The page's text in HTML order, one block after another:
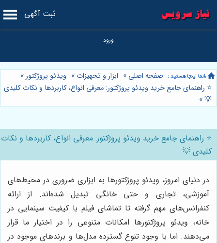
ثبت آگهی
صفحه اصلی » ابزار و تجهیزات » ویدئو پروژکتور»
⭐️ راهنمای جامع خرید ویدئو پروژکتور: معرفی انواع، کاربردها و نکات کلیدی
💡
»
⭐️ راهنمای جامع خرید ویدئو پروژکتور: معرفی انواع، کاربردها و نکات
کلیدی 💡
در دنیای امروز، ویدئو پروژکتورها به ابزاری ضروری در محیط‌های
آموزشی، تجاری و حتی خانگی تبدیل شده‌اند. از ارائه
کنفرانس‌های مهم گرفته تا تماشای فیلم با کیفیت سینمایی در
خانه، ویدئو پروژکتورها امکانات متنوعی را در اختیار ما قرار
می‌دهند. اما با وجود تنوع گسترده مدل‌ها و برندهای موجود در